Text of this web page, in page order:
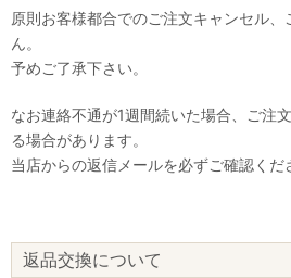
原則お客様都合でのご注文キャンセル
ん。
予めご了承下さい。
なお連絡不通が1週間続いた場合、ご注
る場合があります。
当店からの返信メールを必ずご確認くだ
返品交換について